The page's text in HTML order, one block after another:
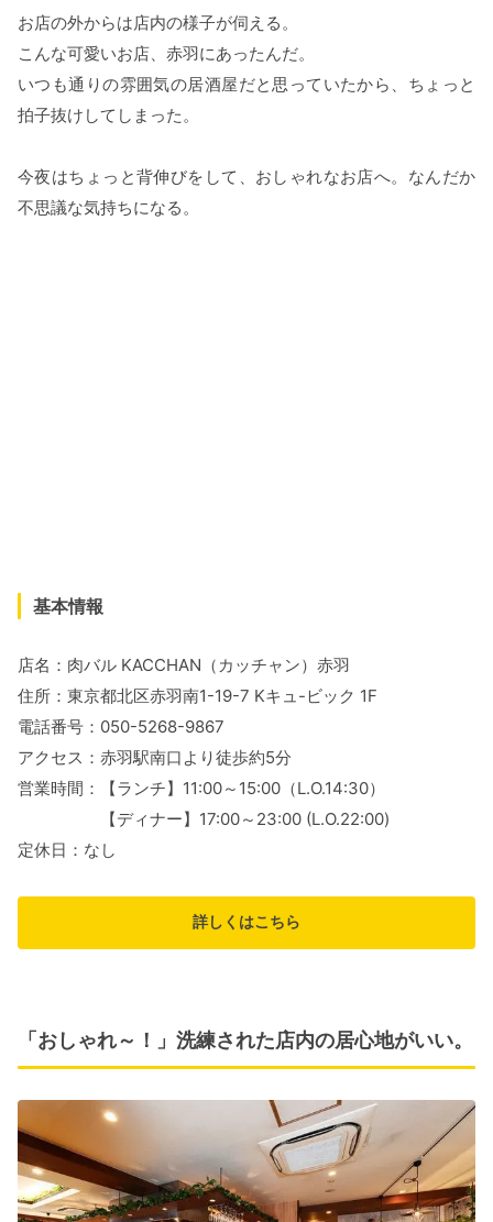
お店の外からは店内の様子が伺える。
こんな可愛いお店、赤羽にあったんだ。
いつも通りの雰囲気の居酒屋だと思っていたから、ちょっと
拍子抜けしてしまった。
今夜はちょっと背伸びをして、おしゃれなお店へ。なんだか
不思議な気持ちになる。
基本情報
店名：肉バル KACCHAN（カッチャン）赤羽
住所：東京都北区赤羽南1-19-7 Kキュ-ビック 1F
電話番号：050-5268-9867
アクセス：赤羽駅南口より徒歩約5分
営業時間：【ランチ】11:00～15:00（L.O.14:30）
【ディナー】17:00～23:00 (L.O.22:00)
定休日：なし
詳しくはこちら
「おしゃれ～！」洗練された店内の居心地がいい。